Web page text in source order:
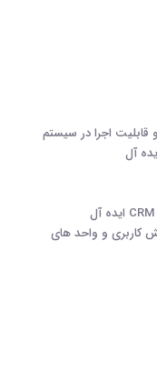
قابلیت اجرا در سیستم
کاربری و واحد های